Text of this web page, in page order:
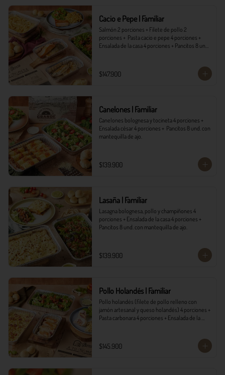
Cacio e Pepe | Familiar
Salmón 2 porciones + Filete de pollo 2
porciones +  Pasta cacio e pepe 4 porciones +
Ensalada de la casa 4 porciones + Pancitos 8 und.
$147.900
Canelones | Familiar
Canelones bolognesa y tocineta 4 porciones +
Ensalada césar 4 porciones +  Pancitos 8 und. con
mantequilla de ajo.
$139.900
Lasaña | Familiar
Lasagna bolognesa, pollo y champiñones 4
porciones + Ensalada de la casa 4 porciones +
Pancitos 8 und. con mantequilla de ajo.
$139.900
Pollo Holandés | Familiar
Pollo holandés (filete de pollo relleno con
jamón artesanal y queso holandés) 4 porciones +
Pasta carbonara 4 porciones + Ensalada de la
$145.900